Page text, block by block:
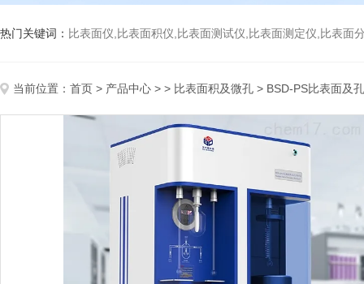
热门关键词： 比表面仪,比表面积仪,比表面测试仪,比表面测定仪,比表面分析仪,比表
当前位置： 首页 > 产品中心 > > 比表面积及微孔 > BSD-PS比表面及